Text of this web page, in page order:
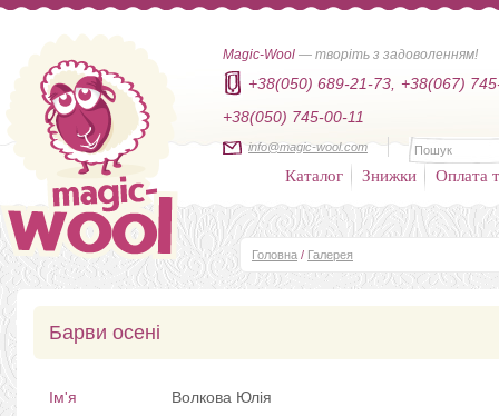
Magic-Wool — творіть з задоволенням!
+38(050) 689-21-73,
+38(067)
+38(050) 745-00-11
info@magic-wool.com
Каталог Знижки Оплата
Головна / Галерея
Барви осені
Ім'я Волкова Юлія